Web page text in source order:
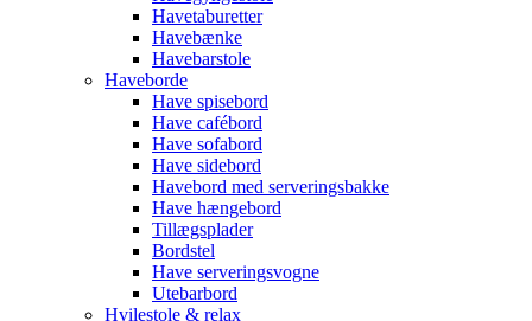
Havetaburetter
Havebænke
Havebarstole
Haveborde
Have spisebord
Have cafébord
Have sofabord
Have sidebord
Havebord med serveringsbakke
Have hængebord
Tillægsplader
Bordstel
Have serveringsvogne
Utebarbord
Hvilestole & relax